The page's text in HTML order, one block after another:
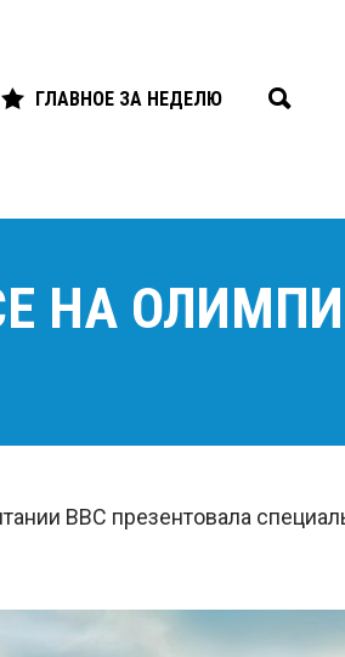
ГЛАВНОЕ ЗА НЕДЕЛЮ
НА
BBC презентовала